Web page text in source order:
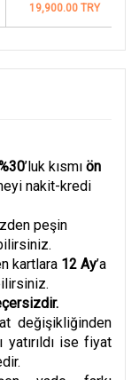
19,900.00 TRY
’luk kısmı ön
nakit-kredi
peşin
kartlara 12 Ay’a
değişikliğinden
ise fiyat